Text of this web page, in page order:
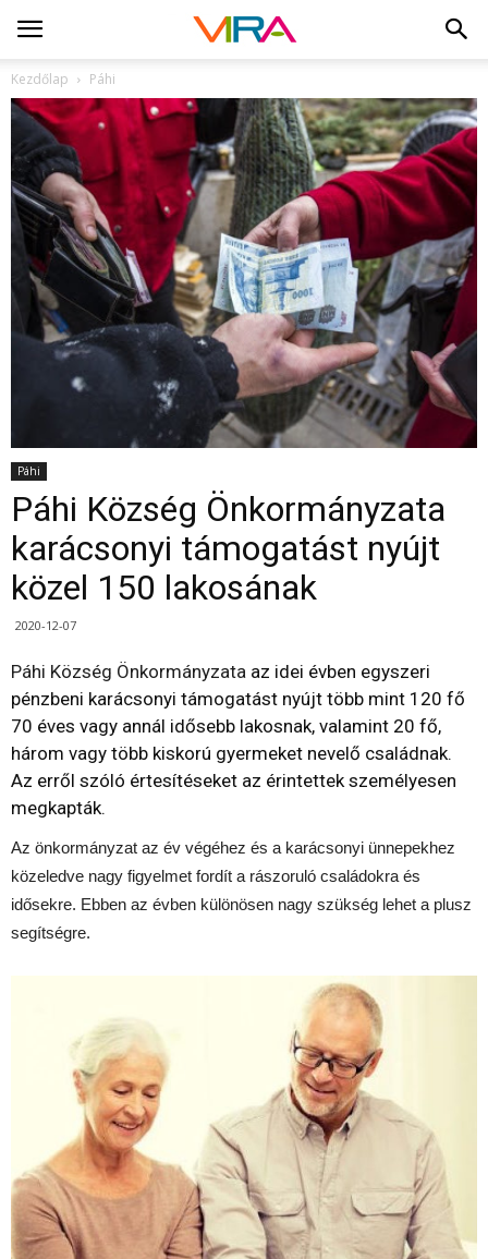
Kezdőlap Páhi
Páhi
Páhi Község Önkormányzata
karácsonyi támogatást nyújt
közel 150 lakosának
2020-12-07
Páhi Község Önkormányzata az idei évben egyszeri
pénzbeni karácsonyi támogatást nyújt több mint 120 fő
70 éves vagy annál idősebb lakosnak, valamint 20 fő,
három vagy több kiskorú gyermeket nevelő családnak.
Az erről szóló értesítéseket az érintettek személyesen
megkapták.
Az önkormányzat az év végéhez és a karácsonyi ünnepekhez
közeledve nagy figyelmet fordít a rászoruló családokra és
idősekre. Ebben az évben különösen nagy szükség lehet a plusz
segítségre.